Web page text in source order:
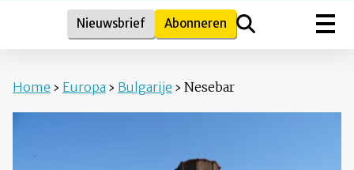
Nieuwsbrief Abonneren
Home › Europa › Bulgarije › Nesebar